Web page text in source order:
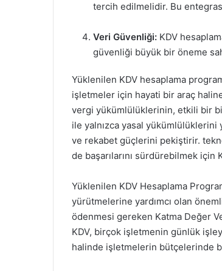
tercih edilmelidir. Bu
Veri Güvenliği: KDV
güvenliği büyük bir öneme
Yüklenilen KDV hesaplama
işletmeler için hayati bir araç
vergi yükümlülüklerinin, etkili bir
ile yalnızca yasal
ve rekabet güçlerini pekiştirir.
de başarılarını sürdürebilmek için
Yüklenilen KDV Hesaplama
yürütmelerine yardımcı olan
ödenmesi gereken Katma Değer
KDV, birçok işletmenin günlük
halinde işletmelerin bütçelerinde